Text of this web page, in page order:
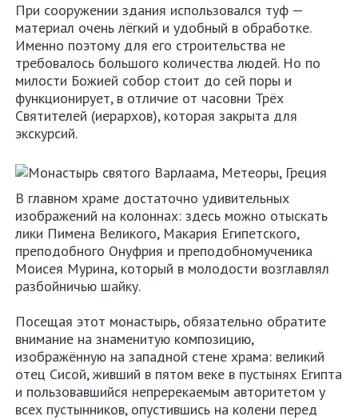
При сооружении здания использовался туф —
материал очень лёгкий и удобный в обработке.
Именно поэтому для его строительства не
требовалось большого количества людей. Но по
милости Божией собор стоит до сей поры и
функционирует, в отличие от часовни Трёх
Святителей (иерархов), которая закрыта для
экскурсий.
В главном храме достаточно удивительных
изображений на колоннах: здесь можно отыскать
лики Пимена Великого, Макария Египетского,
преподобного Онуфрия и преподобномученика
Моисея Мурина, который в молодости возглавлял
разбойничью шайку.
Посещая этот монастырь, обязательно обратите
внимание на знаменитую композицию,
изображённую на западной стене храма: великий
отец Сисой, живший в пятом веке в пустынях Египта
и пользовавшийся непререкаемым авторитетом у
всех пустынников, опустившись на колени перед